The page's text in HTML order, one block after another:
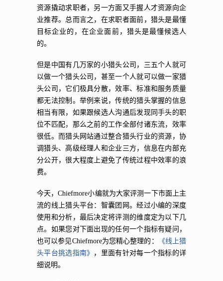
资源撬动求职者，另一方面又手握人才资源向企
业推荐。总而言之，在求职者面前，猎头是最懂
目标企业的，在企业面前，猎头是最懂候选人
的。
但是中国有几万家的小猎头公司，三五个人就可
以做一个猎头公司，甚至一个人就可以做一家猎
头公司，它们极具分散，效率、标准和服务质量
都无法控制。举例来说，传统的猎头掌握的信息
相当有限，如果跟候选人沟通后发现同手头的职
位不匹配，那么之前的工作全部付诸东流，效率
很低。而猎头网站通过整合猎头行业的资源，协
调猎头、高级经理人和企业三方，信息在内部充
分公开，很大程度上避免了传统过程中效率的浪
费。
今天，Chiefmore小编就为大家评测一下市面上主
流的线上猎头平台：智囊团网。经过小编的深度
使用和分析，最后决定将评测的维度定为以下几
点。如果您对下面出现的任何一个指标有疑问，
也可以参见Chiefmore为您精心整理的：
《线上猎
头平台挑选指南》 ，里面有针对每一个指标的详
细说明。